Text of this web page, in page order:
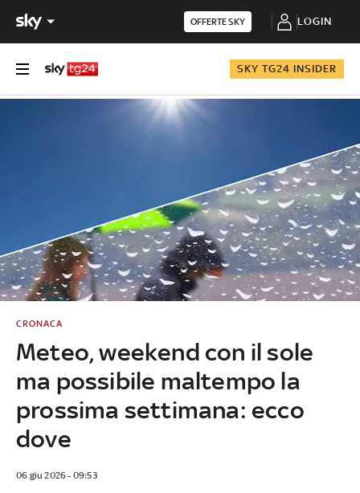
OFFERTE SKY LOGIN
SKY TG24 INSIDER
Meteo, weekend con il sole
ma possibile maltempo la
prossima settimana: ecco
dove
CRONACA
06 giu 2026 - 09:53